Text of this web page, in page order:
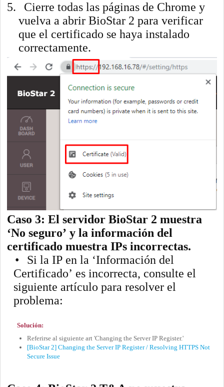
5.
Cierre todas las páginas de Chrome y
vuelva a abrir BioStar 2 para verificar
que el certificado se haya instalado
correctamente.
Caso 3: El servidor BioStar 2 muestra
‘No seguro’ y la información del
certificado muestra IPs incorrectas.
•
Si la IP en la ‘Información del
Certificado’ es incorrecta, consulte el
siguiente artículo para resolver el
problema:
Solución:
Referirse al siguiente art 'Changing the Server IP Register.'
[BioStar 2] Changing the Server IP Register / Resolving HTTPS Not
Secure Issue